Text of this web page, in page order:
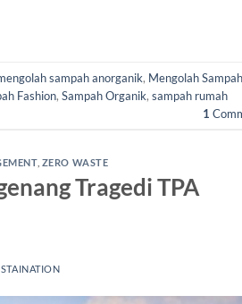
sampah anorganik, Mengolah
Fashion, Sampah Organik, sampah rumah
1
, ZERO WASTE
Tragedi TPA